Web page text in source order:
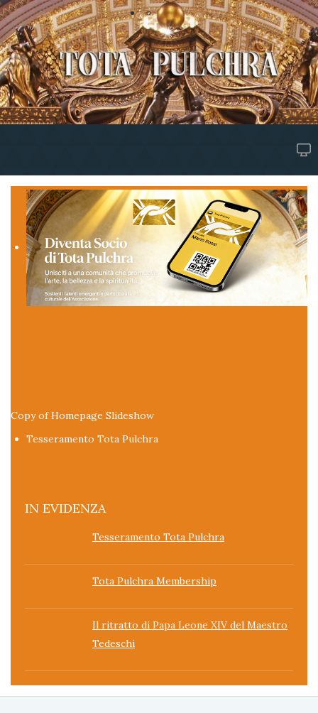
Copy of Homepage Slideshow
Tesseramento Tota Pulchra
IN EVIDENZA
Tesseramento Tota Pulchra
Tota Pulchra Membership
Il ritratto di Papa Leone XIV del Maestro
Tedeschi